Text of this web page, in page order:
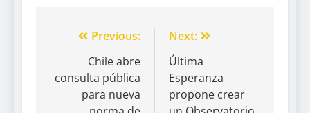
Previous:
Chile abre
consulta pública
para nueva
Next:
Última
Esperanza
propone crear